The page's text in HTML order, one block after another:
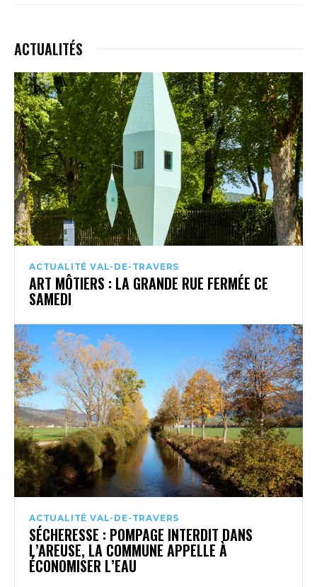
ACTUALITÉS
ACTUALITÉ VAL-DE-TRAVERS
ART MÔTIERS : LA GRANDE RUE FERMÉE CE
SAMEDI
ACTUALITÉ VAL-DE-TRAVERS
SÉCHERESSE : POMPAGE INTERDIT DANS
L’AREUSE, LA COMMUNE APPELLE À
ÉCONOMISER L’EAU